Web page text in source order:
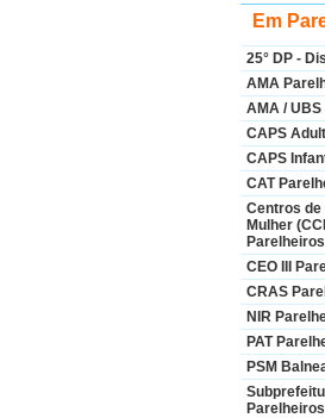
Em
25° DP -
AMA
AMA /
CAPS
CAPS
CAT
Centros de
Mulher
Parelheiros
CEO III
CRAS
NIR
PAT
PSM
Parelheiros